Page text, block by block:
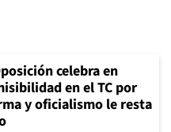
celebra en
en el TC por
y oficialismo le resta